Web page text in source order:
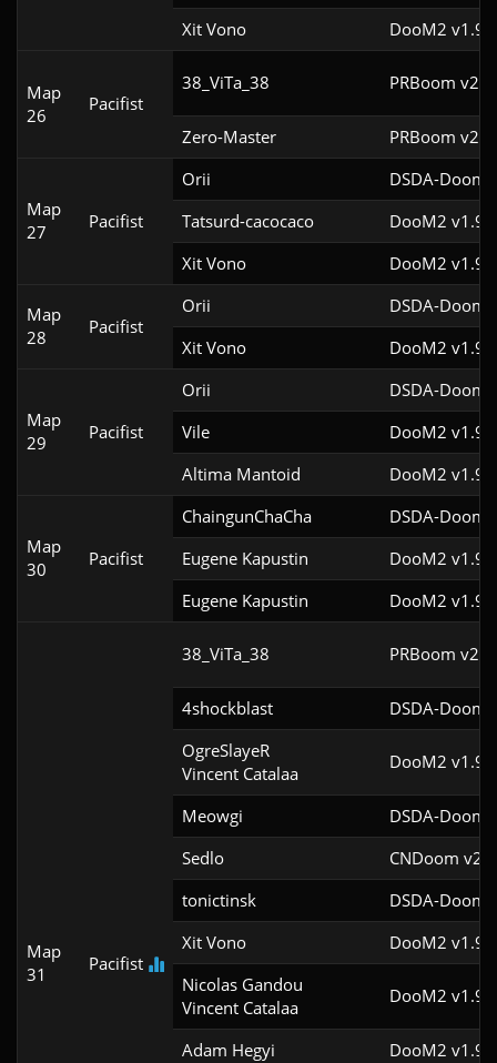
Xit Vono
DooM2 v1.9
Map
26
Pacifist
38_ViTa_38 PRBoom
Zero-Master PRBoom
Map
27
Pacifist
Orii
DSDA-Doom
Tatsurd-cacocaco
DooM2 v1.9
Xit Vono
DooM2 v1.9f
Map
28
Pacifist
Orii
DSDA-Doom
Xit Vono
DooM2 v1.9
Map
29
Pacifist
Orii
DSDA-Doom
Vile
DooM2 v1.9f
Altima Mantoid
DooM2 v1.9
Map
30
Pacifist
ChaingunChaCha
DSDA-Doom
Eugene Kapustin
DooM2 v1.9f
Eugene Kapustin
DooM2 v1.9f
Map
31
Pacifist
38_ViTa_38 PRBoom
4shockblast
DSDA-Doom
OgreSlayeR
Vincent Catalaa
DooM2 v1.9
Meowgi
DSDA-Doom
Sedlo
CNDoom
tonictinsk
DSDA-Doom
Xit Vono
DooM2 v1.9f
Nicolas Gandou
Vincent Catalaa
DooM2 v1.9
Adam Hegyi
DooM2 v1.9f